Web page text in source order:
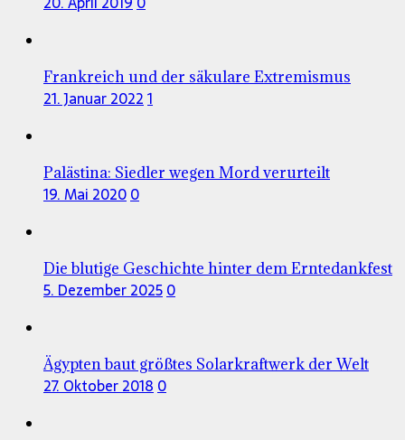
Frankreich und der säkulare Extremismus
21. Januar 20221
Palästina: Siedler wegen Mord verurteilt
19. Mai 20200
Die blutige Geschichte hinter dem Erntedankfest
5. Dezember 20250
Ägypten baut größtes Solarkraftwerk der Welt
27. Oktober 2018 0